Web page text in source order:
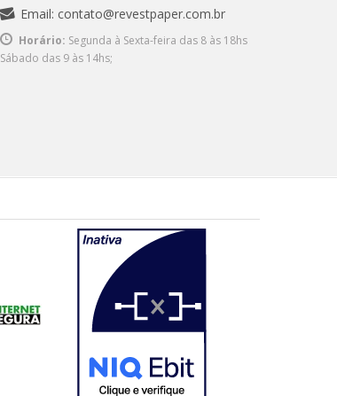
Email: contato@revestpaper.com.br
Horário: Segunda à Sexta-feira das 8 às 18hs
Sábado das 9 às 14hs;